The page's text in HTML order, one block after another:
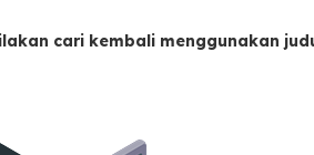
cari kembali menggunakan